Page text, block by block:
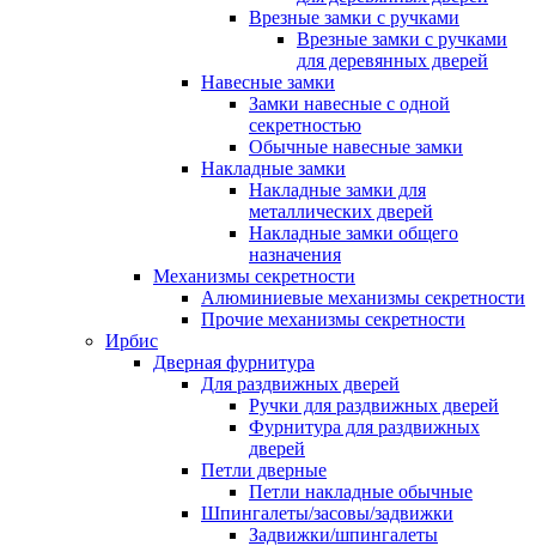
Врезные замки с ручками
Врезные замки с ручками
для деревянных дверей
Навесные замки
Замки навесные с одной
секретностью
Обычные навесные замки
Накладные замки
Накладные замки для
металлических дверей
Накладные замки общего
назначения
Механизмы секретности
Алюминиевые механизмы секретности
Прочие механизмы секретности
Ирбис
Дверная фурнитура
Для раздвижных дверей
Ручки для раздвижных дверей
Фурнитура для раздвижных
дверей
Петли дверные
Петли накладные обычные
Шпингалеты/засовы/задвижки
Задвижки/шпингалеты